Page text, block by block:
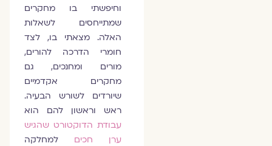
וחיפשתי בו מחקרים
שמתייחסים לשאלות
האלה. מצאתי בו, לצד
חומרי הדרכה להורים,
מורים ומחנכים, גם
מחקרים אקדמיים
שיורדים לשורש הבעיה.
ראש וראשון להם הוא
עבודת הדוקטורט שהגיש
ערן חכיםלמחלקה